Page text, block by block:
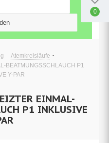
- Atemkreisläufe-
BEATMUNGSSCHLAUCH P1
Y-PAR
EINMAL-
P1 INKLUSIVE
0